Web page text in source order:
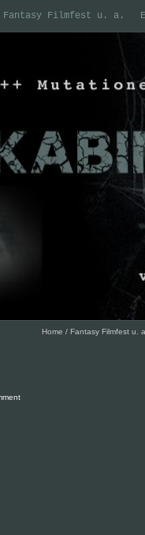
Fantasy Filmfest u. a.
Home / Fantasy Filmfest u.